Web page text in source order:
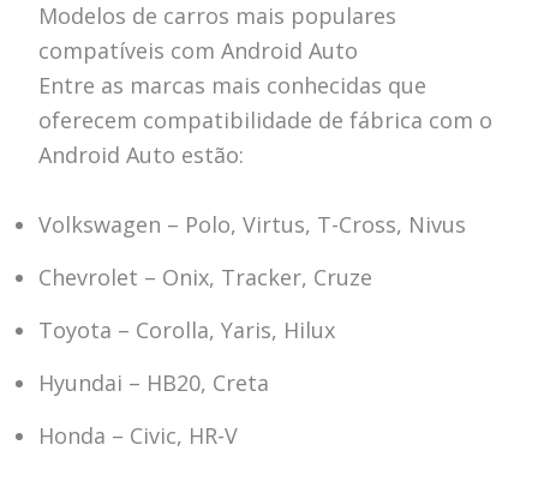
Modelos de carros mais populares
compatíveis com Android Auto
Entre as marcas mais conhecidas que
oferecem compatibilidade de fábrica com o
Android Auto estão:
Volkswagen – Polo, Virtus, T-Cross, Nivus
Chevrolet – Onix, Tracker, Cruze
Toyota – Corolla, Yaris, Hilux
Hyundai – HB20, Creta
Honda – Civic, HR-V